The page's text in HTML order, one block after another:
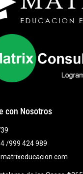
con Nosotros
/999 424 989